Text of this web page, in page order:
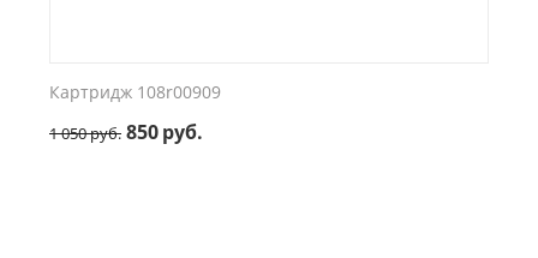
Картридж 108r00909
1 050руб. 850руб.